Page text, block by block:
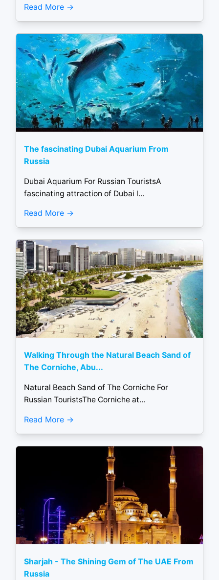
Read More
The fascinating Dubai Aquarium From
Russia
Dubai Aquarium For Russian TouristsA
fascinating attraction of Dubai l...
Read More
Walking Through the Natural Beach Sand of
The Corniche, Abu...
Natural Beach Sand of The Corniche For
Russian TouristsThe Corniche at...
Read More
Sharjah - The Shining Gem of The UAE From
Russia